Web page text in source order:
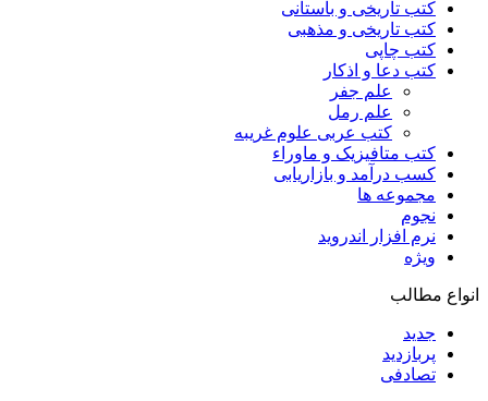
کتب تاریخی و باستانی
کتب تاریخی و مذهبی
کتب چاپی
کتب دعا و اذکار
علم جفر
علم رمل
کتب عربی علوم غریبه
کتب متافیزیک و ماوراء
کسب درآمد و بازاریابی
مجموعه ها
نجوم
نرم افزار اندروید
ویژه
انواع مطالب
جدید
پربازدید
تصادفی